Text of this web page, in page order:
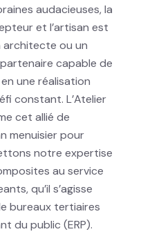
audacieuses, la
et l’artisan est
architecte ou un
capable de
une réalisation
constant. L’Atelier
cet allié de
menuisier pour
notre expertise
au service
qu’il s’agisse
bureaux tertiaires
du public (ERP).